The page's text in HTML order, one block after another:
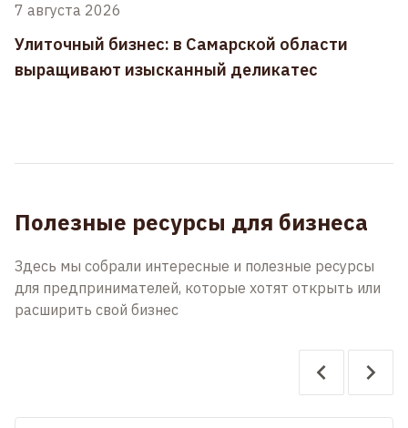
7 августа 2026
Улиточный бизнес: в Самарской области
выращивают изысканный деликатес
Полезные ресурсы для бизнеса
Здесь мы собрали интересные и полезные ресурсы
для предпринимателей, которые хотят открыть или
расширить свой бизнес